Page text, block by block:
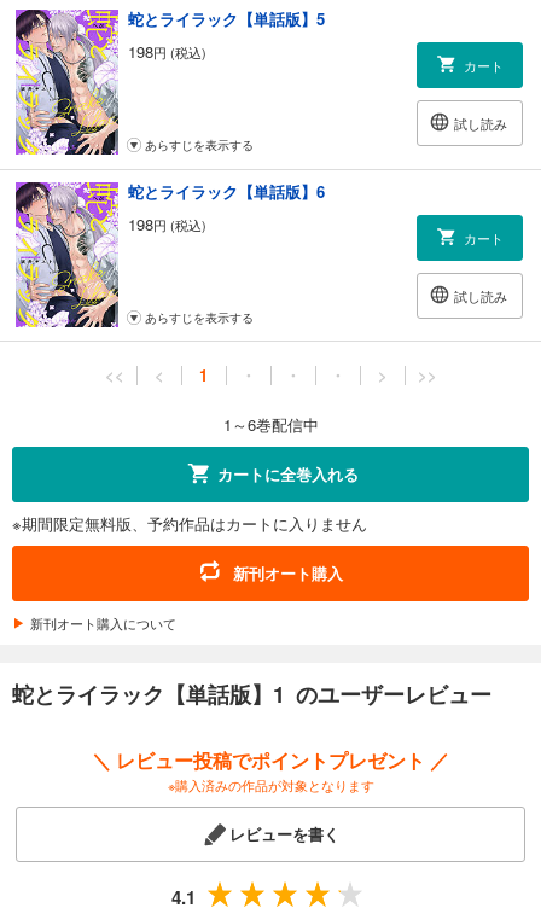
蛇とライラック【単話版】5
198円 (税込)
カート
試し読み
あらすじを表示する
蛇とライラック【単話版】6
198円 (税込)
カート
試し読み
あらすじを表示する
<< < 1 ・ ・ ・ > >>
1～6巻配信中
カートに全巻入れる
※期間限定無料版、予約作品はカートに入りません
新刊オート購入
新刊オート購入について
蛇とライラック【単話版】1 のユーザーレビュー
＼ レビュー投稿でポイントプレゼント ／
※購入済みの作品が対象となります
レビューを書く
4.1